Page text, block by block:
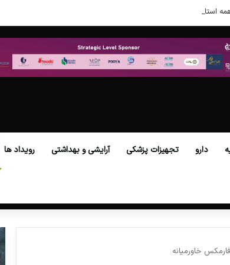
استان‌ها فراهم شد.
دارو تجهیزات پزشکی آرایشی و بهداشتی رویداد ها
خاورمیانه